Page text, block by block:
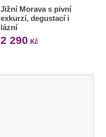
Jižní Morava s pivní
exkurzí, degustací i
lázní
2 290 Kč